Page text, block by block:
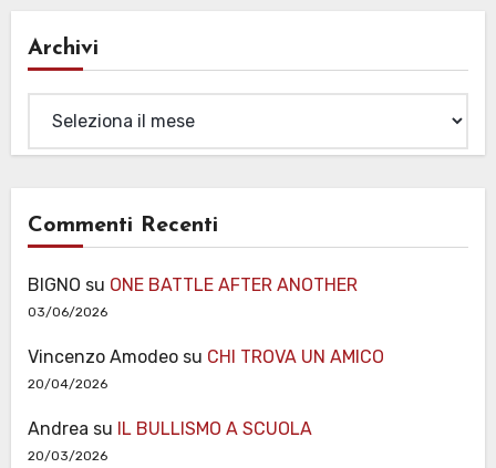
Archivi
Commenti Recenti
BIGNO su ONE BATTLE AFTER ANOTHER
03/06/2026
Vincenzo Amodeosu CHI TROVA UN AMICO
20/04/2026
Andrea su IL BULLISMO A SCUOLA
20/03/2026